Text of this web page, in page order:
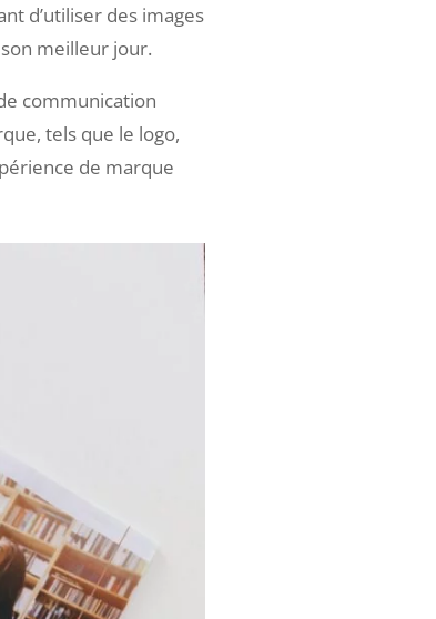
d’utiliser des images
meilleur jour.
communication
tels que le logo,
de marque